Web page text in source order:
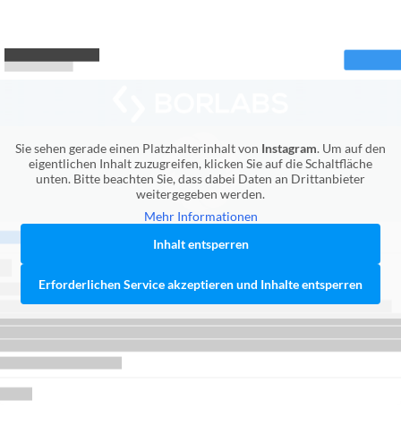
Sie sehen gerade einen Platzhalterinhalt von Instagram. Um auf den
eigentlichen Inhalt zuzugreifen, klicken Sie auf die Schaltfläche
unten. Bitte beachten Sie, dass dabei Daten an Drittanbieter
weitergegeben werden.
Mehr Informationen
Inhalt entsperren
Erforderlichen Service akzeptieren und Inhalte entsperren